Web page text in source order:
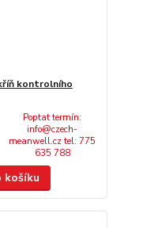
kontrolního
Poptat termín:
info@czech-
meanwell.cz tel: 775
635 788
košíku